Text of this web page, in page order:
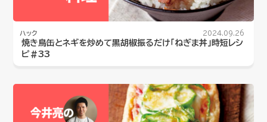
ハック 2024.09.26
焼き鳥缶とネギを炒めて黒胡椒振るだけ「ねぎま丼」時短レシ
ピ#33